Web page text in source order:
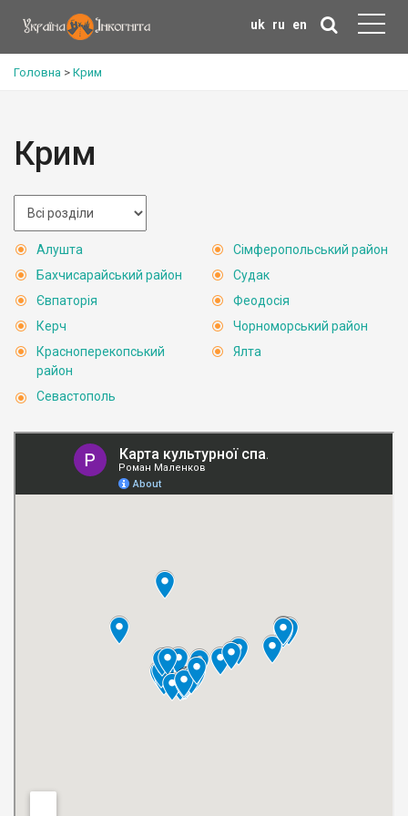
uk ru en
Головна > Крим
Крим
Алушта
Бахчисарайський район
Євпаторія
Керч
Красноперекопський
район
Севастополь
Сімферопольський район
Судак
Феодосія
Чорноморський район
Ялта